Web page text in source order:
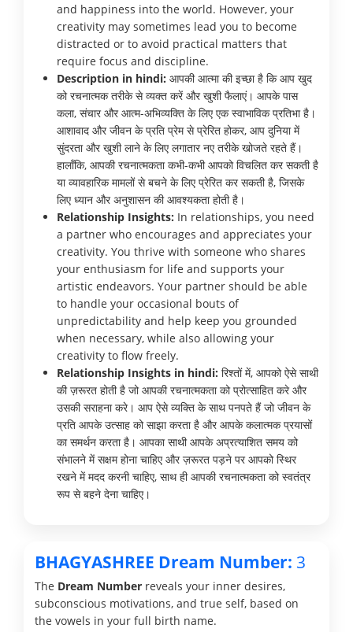
and happiness into the world. However, your
creativity may sometimes lead you to become
distracted or to avoid practical matters that
require focus and discipline.
Description in hindi: आपकी आत्मा की इच्छा है कि आप खुद
को रचनात्मक तरीके से व्यक्त करें और खुशी फैलाएं। आपके पास
कला, संचार और आत्म-अभिव्यक्ति के लिए एक स्वाभाविक प्रतिभा है।
आशावाद और जीवन के प्रति प्रेम से प्रेरित होकर, आप दुनिया में
सुंदरता और खुशी लाने के लिए लगातार नए तरीके खोजते रहते हैं।
हालाँकि, आपकी रचनात्मकता कभी-कभी आपको विचलित कर सकती है
या व्यावहारिक मामलों से बचने के लिए प्रेरित कर सकती है, जिसके
लिए ध्यान और अनुशासन की आवश्यकता होती है।
Relationship Insights: In relationships, you need
a partner who encourages and appreciates your
creativity. You thrive with someone who shares
your enthusiasm for life and supports your
artistic endeavors. Your partner should be able
to handle your occasional bouts of
unpredictability and help keep you grounded
when necessary, while also allowing your
creativity to flow freely.
Relationship Insights in hindi: रिश्तों में, आपको ऐसे साथी
की ज़रूरत होती है जो आपकी रचनात्मकता को प्रोत्साहित करे और
उसकी सराहना करे। आप ऐसे व्यक्ति के साथ पनपते हैं जो जीवन के
प्रति आपके उत्साह को साझा करता है और आपके कलात्मक प्रयासों
का समर्थन करता है। आपका साथी आपके अप्रत्याशित समय को
संभालने में सक्षम होना चाहिए और ज़रूरत पड़ने पर आपको स्थिर
रखने में मदद करनी चाहिए, साथ ही आपकी रचनात्मकता को स्वतंत्र
रूप से बहने देना चाहिए।
BHAGYASHREE Dream Number: 3
The Dream Number reveals your inner desires,
subconscious motivations, and true self, based on
the vowels in your full birth name.